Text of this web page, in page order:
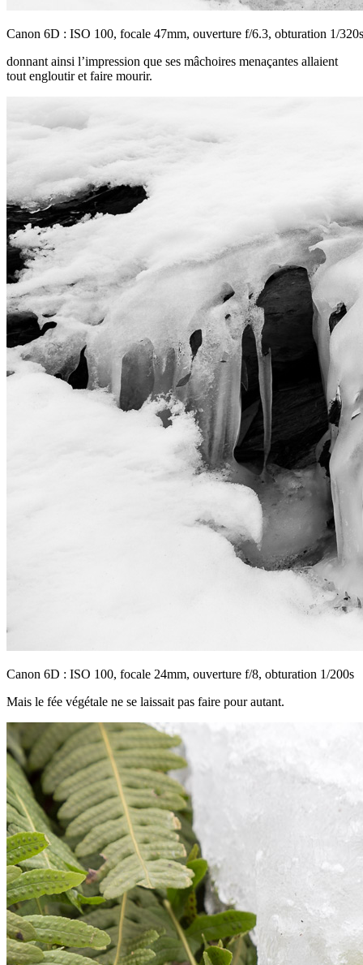
Canon 6D : ISO 100, focale 47mm, ouverture f/6.3, obturation 1/320s
donnant ainsi l’impression que ses mâchoires menaçantes allaient
tout engloutir et faire mourir.
Canon 6D : ISO 100, focale 24mm, ouverture f/8, obturation 1/200s
Mais le fée végétale ne se laissait pas faire pour autant.